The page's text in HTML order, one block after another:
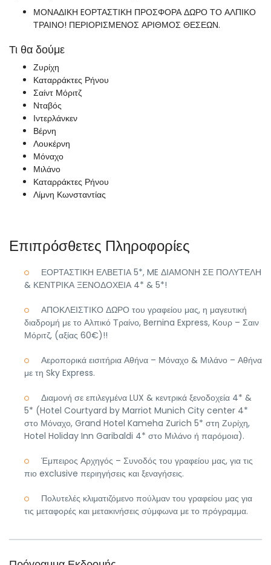
ΜΟΝΑΔΙΚΗ EΟΡΤΑΣΤΙΚΗ ΠΡΟΣΦΟΡΑ ΔΩΡΟ ΤΟ ΑΛΠΙΚΟ
ΤΡΑΙΝΟ! ΠΕΡΙΟΡΙΣΜΕΝΟΣ ΑΡΙΘΜΟΣ ΘΕΣΕΩΝ.
Τι θα δούμε
Ζυρίχη
Καταρράκτες Ρήνου
Σαίντ Μόριτζ
Νταβός
Ιντερλάνκεν
Βέρνη
Λουκέρνη
Μόναχο
Μιλάνο
Καταρράκτες Ρήνου
Λίμνη Κωνσταντίας
Επιπρόσθετες Πληροφορίες
ΕΟΡΤΑΣΤΙΚΗ ΕΛΒΕΤΙΑ 5*, ME ΔΙΑΜΟΝΗ ΣΕ ΠΟΛΥΤΕΛΗ
& ΚΕΝΤΡΙΚΑ ΞΕΝΟΔΟΧΕΙΑ 4* & 5*!
ΑΠΟΚΛΕΙΣΤΙΚΟ ΔΩΡΟ του γραφείου μας, η μαγευτική
διαδρομή με το Αλπικό Τραίνο, Bernina Express, Κουρ – Σαιν
Μόριτζ, (αξίας 60€)!!
Αεροπορικά εισιτήρια Αθήνα – Μόναχο & Μιλάνο – Αθήνα
με τη Sky Express.
Διαμονή σε επιλεγμένα LUX & κεντρικά ξενοδοχεία 4* &
5* (Hotel Courtyard by Marriot Munich City center 4*
στο Μόναχο, Grand Hotel Kameha Zurich 5* στη Ζυρίχη,
Hotel Holiday Inn Garibaldi 4* στο Μιλάνο ή παρόμοια).
Έμπειρος Αρχηγός – Συνοδός του γραφείου μας, για τις
πιο exclusive περιηγήσεις και ξεναγήσεις.
Πολυτελές κλιματιζόμενο πούλμαν του γραφείου μας για
τις μεταφορές και μετακινήσεις σύμφωνα με το πρόγραμμα.